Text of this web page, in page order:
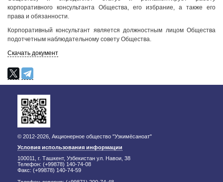
корпоративного консультанта Общества, его избрание, а также его
права и обязанности.
Корпоративный консультант является должностным лицом Общества
подотчетным наблюдательному совету Общества.
Скачать документ
© 2012-2026, Акционерное общество "Узкимёсаноат"
Условия использования информации
100011, г. Ташкент, Узбекистан ул. Навои, 38
Телефон: (+99878) 140-74-08
Факс: (+99878) 140-74-59